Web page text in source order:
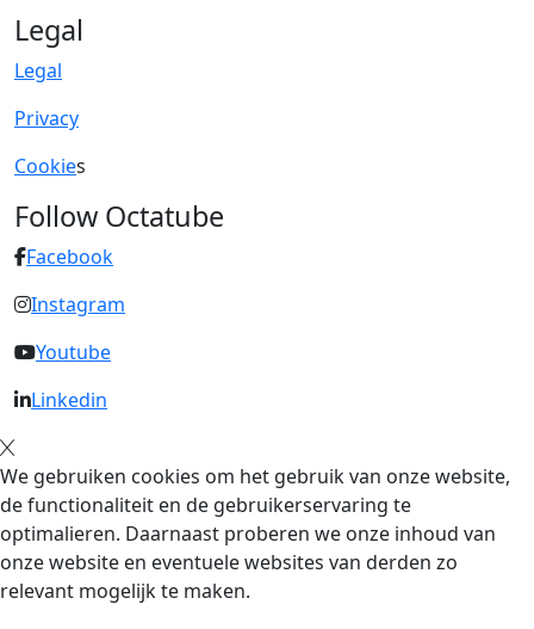
Legal
Legal
Privacy
Cookies
Follow Octatube
Facebook
Instagram
Youtube
Linkedin
We gebruiken cookies om het gebruik van onze website,
de functionaliteit en de gebruikerservaring te
optimalieren. Daarnaast proberen we onze inhoud van
onze website en eventuele websites van derden zo
relevant mogelijk te maken.